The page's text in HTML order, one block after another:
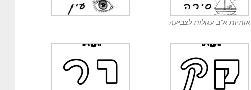
אותיות א”ב עגולות לצביעה